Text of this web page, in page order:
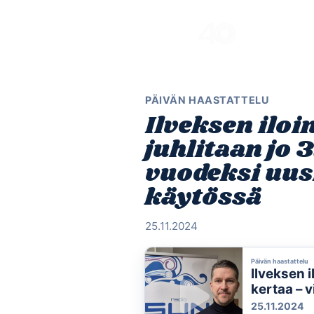
PÄIVÄN HAASTATTELU
Ilveksen
juhlitaan jo
vuodeksi
käytössä
25.11.2024
Päivän haastattelu
Ilveksen
kertaa –
käytössä
25.11.2024